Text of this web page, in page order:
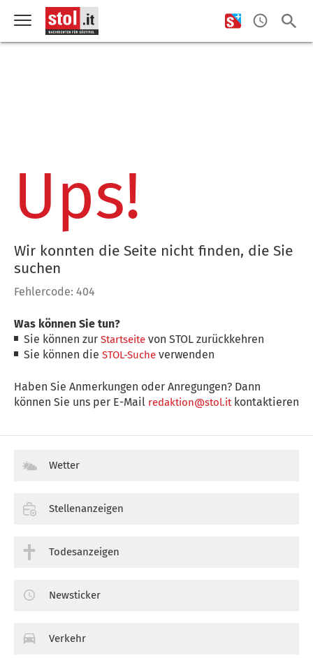
Ups!
Wir konnten die Seite nicht finden, die Sie
suchen
Fehlercode: 404
Was können Sie tun?
Sie können zurStartseite von STOL zurückkehren
Sie können dieSTOL-Suche verwenden
Haben Sie Anmerkungen oder Anregungen? Dann
können Sie uns per E-Mail redaktion@stol.itkontaktieren
Wetter
Stellenanzeigen
Todesanzeigen
Newsticker
Verkehr